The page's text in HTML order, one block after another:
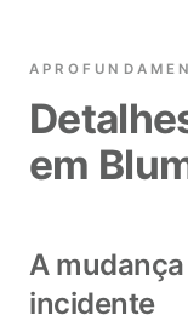
em
A
incidente